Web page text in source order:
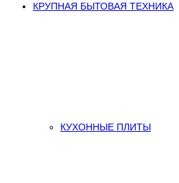
КРУПНАЯ БЫТОВАЯ ТЕХНИКА
КУХОННЫЕ ПЛИТЫ